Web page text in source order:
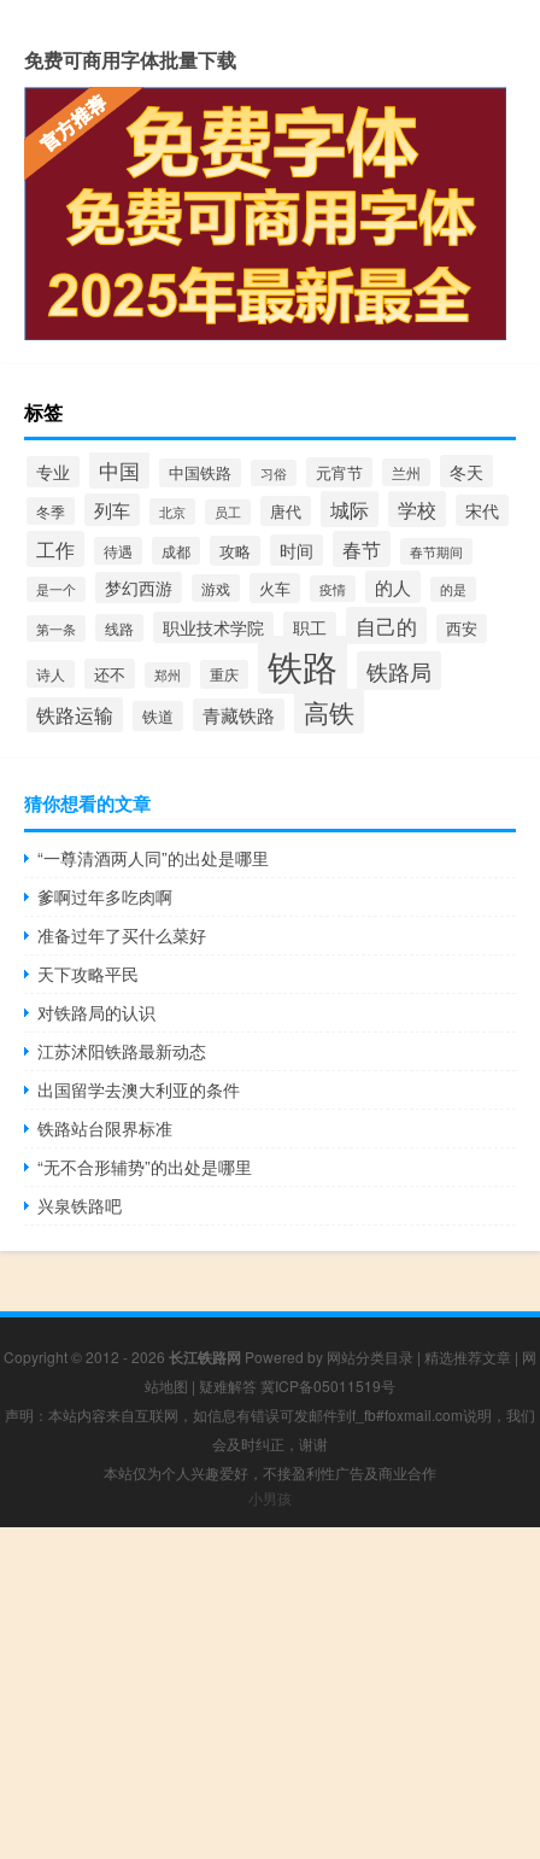
免费可商用字体批量下载
标签
专业 中国 中国铁路 习俗 元宵节 兰州 冬天
冬季 列车 北京 员工 唐代 城际 学校 宋代
工作 待遇 成都 攻略 时间 春节 春节期间
是一个 梦幻西游 游戏 火车 疫情 的人 的是
第一条 线路 职业技术学院 职工 自己的 西安
诗人 还不 郑州 重庆 铁路 铁路局
铁路运输 铁道 青藏铁路 高铁
猜你想看的文章
“一尊清酒两人同”的出处是哪里
爹啊过年多吃肉啊
准备过年了买什么菜好
天下攻略平民
对铁路局的认识
江苏沭阳铁路最新动态
出国留学去澳大利亚的条件
铁路站台限界标准
“无不合形辅势”的出处是哪里
兴泉铁路吧
Copyright © 2012 - 2026 长江铁路网 Powered by 网站分类目录 | 精选推荐文章 | 网
站地图 | 疑难解答 冀ICP备05011519号
声明：本站内容来自互联网，如信息有错误可发邮件到f_fb#foxmail.com说明，我们
会及时纠正，谢谢
本站仅为个人兴趣爱好，不接盈利性广告及商业合作
小男孩